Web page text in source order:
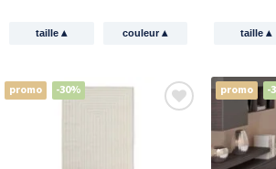
taille▴ couleur▴ taille▴
promo -30% promo -